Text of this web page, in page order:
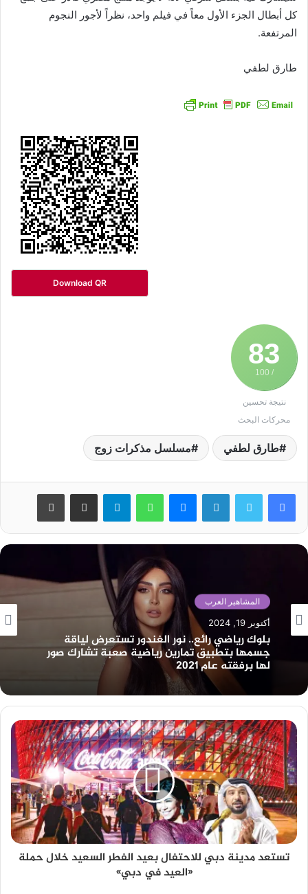
كل أبطال الجزء الأول معاً في فيلم واحد، نظراً لأجور النجوم
المرتفعة.
طارق لطفي
Download QR
83
/ 100
نتيجة تحسين
محركات البحث
طارق لطفي مسلسل مذكرات زوج
لينكدإن ماسنجر واتساب تيلقرام مشاركة عبر البريد طباعة
المشاهير العرب
أكتوبر 19, 2024
بلوك رياضي رائع.. نور الغندور تستعرض لياقة
جسمها بتطبيق تمارين رياضية صعبة تشارك صور
لها برفقته عام 2021
تستعد مدينة دبي للاحتفال بعيد الفطر السعيد خلال حملة
«العيد في دبي»